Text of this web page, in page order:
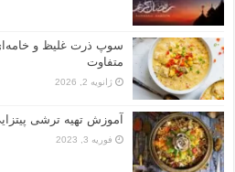
سوپ ذرت غلیظ و
متفاوت
ژانویه 2, 2026
آموزش تهیه ترشی
فوریه 3, 2023